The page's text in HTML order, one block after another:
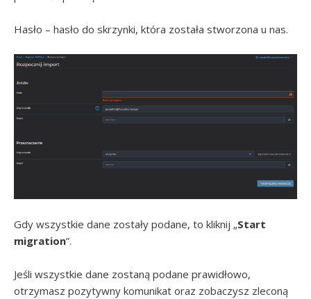
Hasło – hasło do skrzynki, która została stworzona u nas.
Gdy wszystkie dane zostały podane, to kliknij „Start
migration”.
Jeśli wszystkie dane zostaną podane prawidłowo,
otrzymasz pozytywny komunikat oraz zobaczysz zleconą